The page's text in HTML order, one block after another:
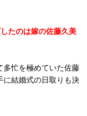
たのは嫁の佐藤久美
多忙を極めていた佐藤
に結婚式の日取りも決